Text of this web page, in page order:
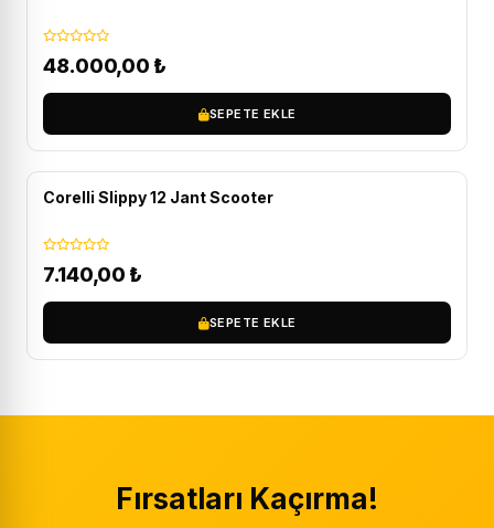
48.000,00 ₺
SEPETE EKLE
Corelli Slippy 12 Jant Scooter
7.140,00 ₺
SEPETE EKLE
Fırsatları Kaçırma!